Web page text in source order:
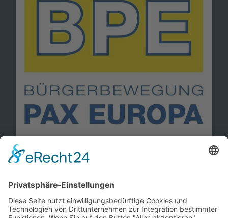
Kontakt
Mitglied werden!